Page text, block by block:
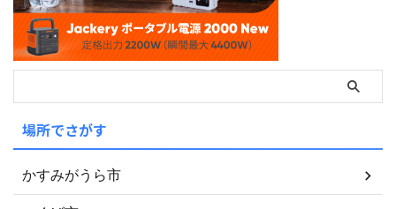
場所でさがす
かすみがうら市